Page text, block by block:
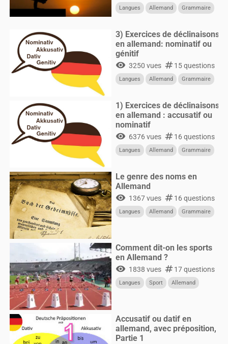
Langues Allemand Grammaire
3) Exercices de déclinaisons
en allemand: nominatif ou
génitif
visibility 3250 vues numbers15 questions
Langues Allemand Grammaire
1) Exercices de déclinaisons
en allemand : accusatif ou
nominatif
visibility 6376 vues numbers16 questions
Langues Allemand Grammaire
Le genre des noms en
Allemand
visibility 1367 vues numbers16 questions
Langues Allemand Grammaire
Comment dit-on les sports
en Allemand ?
visibility 1838 vues numbers17 questions
Langues Sport Allemand
Accusatif ou datif en
allemand, avec préposition,
Partie 1